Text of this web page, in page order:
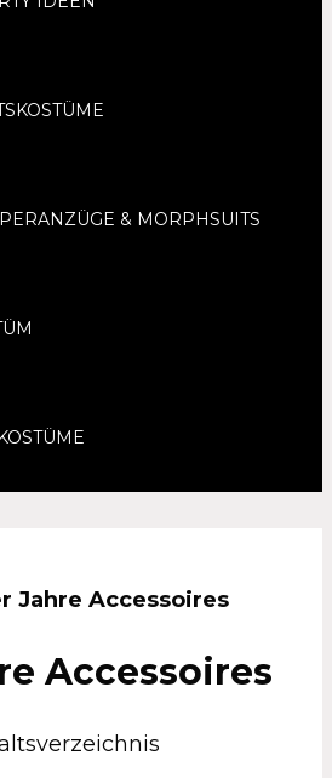
& MORPHSUITS
Jahre Accessoires
Accessoires